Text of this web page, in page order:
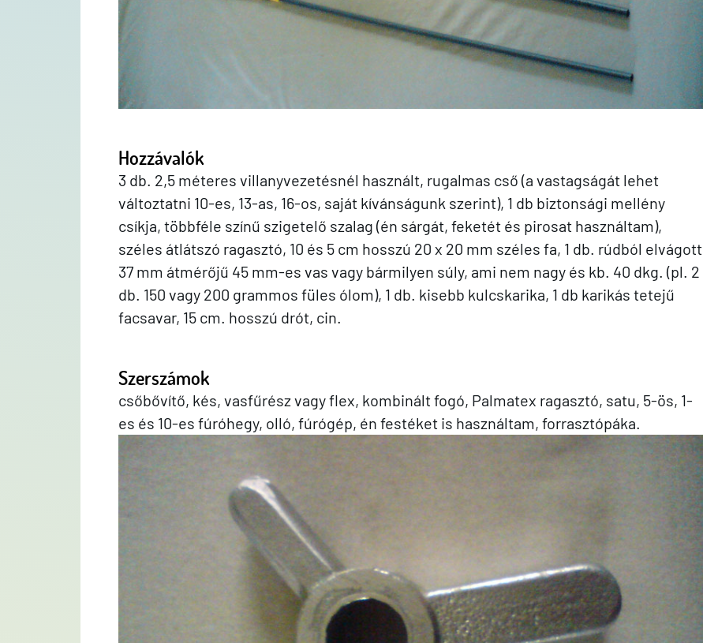
Hozzávalók
3 db. 2,5 méteres villanyvezetésnél használt, rugalmas cső (a vastagságát lehet
változtatni 10-es, 13-as, 16-os, saját kívánságunk szerint), 1 db biztonsági mellény
csíkja, többféle színű szigetelő szalag (én sárgát, feketét és pirosat használtam),
széles átlátszó ragasztó, 10 és 5 cm hosszú 20 x 20 mm széles fa, 1 db. rúdból elvágott
37 mm átmérőjű 45 mm-es vas vagy bármilyen súly, ami nem nagy és kb. 40 dkg. (pl. 2
db. 150 vagy 200 grammos füles ólom), 1 db. kisebb kulcskarika, 1 db karikás tetejű
facsavar, 15 cm. hosszú drót, cin.
Szerszámok
csőbővítő, kés, vasfűrész vagy flex, kombinált fogó, Palmatex ragasztó, satu, 5-ös, 1-
es és 10-es fúróhegy, olló, fúrógép, én festéket is használtam, forrasztópáka.